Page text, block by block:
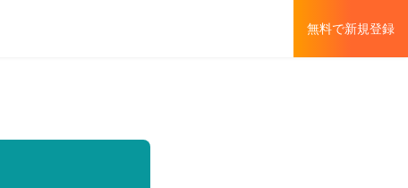
無料で新規登録